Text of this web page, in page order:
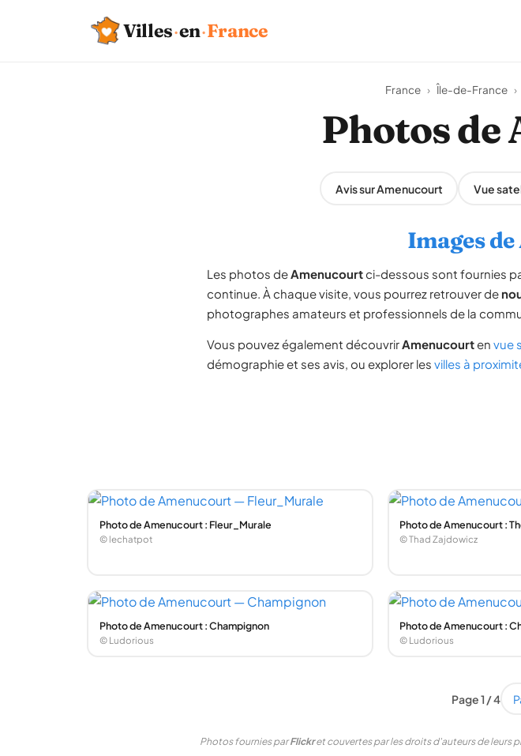
Villes·en·France
France › Île-de-France ›
Photos de
Avis sur Amenucourt Vue
Images
Les photos deAmenucourtci-dessous sont fournies
continue. À chaque visite, vous pourrez retrouver de
photographes amateurs et professionnels de la
Vous pouvez également découvrirAmenucourten vue
démographie et ses avis, ou explorer les villes à
Photo de Amenucourt : Fleur_Murale
© lechatpot
Photo de Amenucourt :
© Thad Zajdowicz
Photo de Amenucourt : Champignon
© Ludorious
Photo de Amenucourt :
© Ludorious
Page 1 / 4
Photos fournies parFlickret couvertes par les droits d'auteurs de leurs